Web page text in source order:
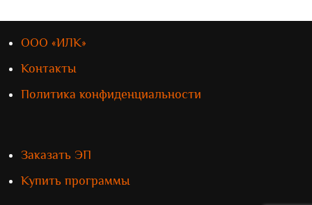
ООО «ИЛК»
Контакты
Политика конфиденциальности
Заказать ЭП
Купить программы